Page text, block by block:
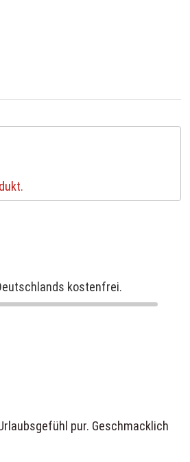
kostenfrei.
pur. Geschmacklich